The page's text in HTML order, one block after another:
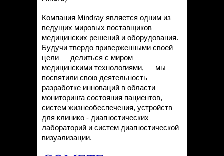
Компания Mindray является одним из
ведущих мировых поставщиков
медицинских решений и оборудования.
Будучи твердо приверженными своей
цели — делиться с миром
медицинскими технологиями, — мы
посвятили свою деятельность
разработке инноваций в области
мониторинга состояния пациентов,
систем жизнеобеспечения, устройств
для клинико - диагностических
лабораторий и систем диагностической
визуализации.